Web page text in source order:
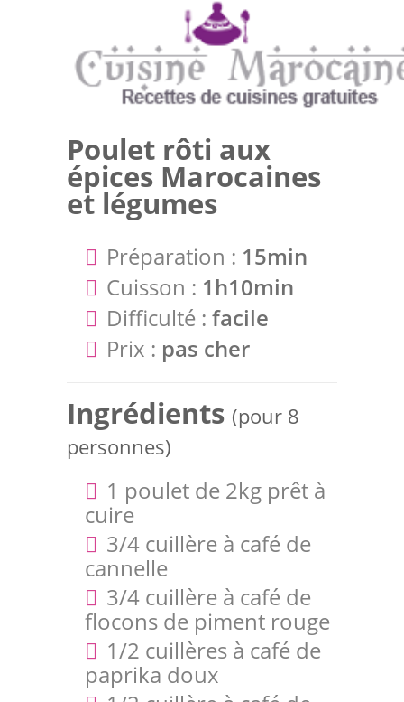
Poulet rôti aux
épices Marocaines
et légumes
Préparation : 15min
Cuisson : 1h10min
Difficulté : facile
Prix : pas cher
Ingrédients (pour 8
personnes)
1 poulet de 2kg prêt à
cuire
3/4 cuillère à café de
cannelle
3/4 cuillère à café de
flocons de piment rouge
1/2 cuillères à café de
paprika doux